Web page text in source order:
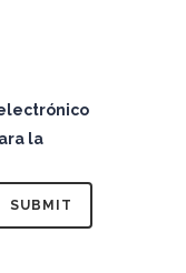
la